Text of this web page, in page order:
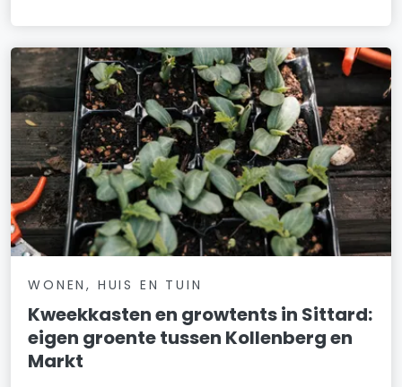
WONEN, HUIS EN TUIN
Kweekkasten en growtents in Sittard:
eigen groente tussen Kollenberg en
Markt